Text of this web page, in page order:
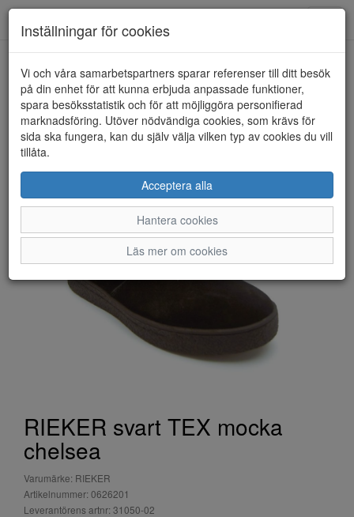
HEM RIEKER
RIEKER svart TEX mocka
chelsea
Varumärke: RIEKER
Artikelnummer: 0626201
Leverantörens artnr: 31050-02
Inställningar för cookies
Vi och våra samarbetspartners sparar referenser till ditt besök
på din enhet för att kunna erbjuda anpassade funktioner,
spara besöksstatistik och för att möjliggöra personifierad
marknadsföring. Utöver nödvändiga cookies, som krävs för
sida ska fungera, kan du själv välja vilken typ av cookies du vill
tillåta.
Acceptera alla
Hantera cookies
Läs mer om cookies